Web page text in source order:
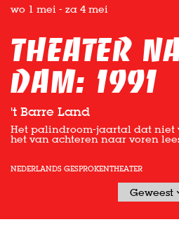
Theater
Dam: 1991
't Barre Land
wo 1 mei - za 4 mei
Het palindroom-jaartal dat niet
het van achteren naar voren
NEDERLANDS GESPROKENTHEATER
Geweest